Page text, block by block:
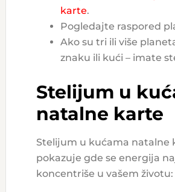
karte.
Pogledajte raspored
Ako su tri ili više
znaku ili kući – imate
Stelijum u
natalne karte
Stelijum u kućama natalne
pokazuje gde se energija
koncentriše u vašem životu: